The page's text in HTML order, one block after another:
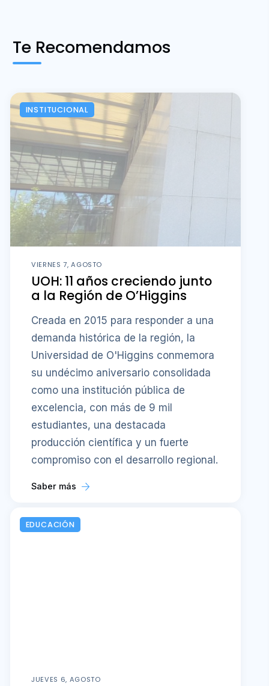
Te Recomendamos
INSTITUCIONAL
VIERNES 7, AGOSTO
UOH: 11 años creciendo junto
a la Región de O’Higgins
Creada en 2015 para responder a una
demanda histórica de la región, la
Universidad de O'Higgins conmemora
su undécimo aniversario consolidada
como una institución pública de
excelencia, con más de 9 mil
estudiantes, una destacada
producción científica y un fuerte
compromiso con el desarrollo regional.
Saber más
EDUCACIÓN
JUEVES 6, AGOSTO